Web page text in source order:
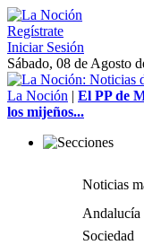
Regístrate
Iniciar Sesión
Sábado, 08 de Agosto
La Noción | El PP de
los mijeños...
Noticias
Andalucía
Sociedad